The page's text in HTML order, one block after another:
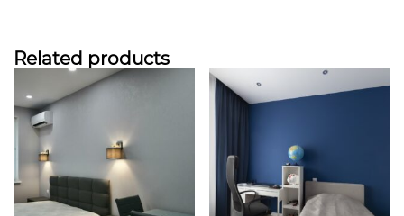
Related products